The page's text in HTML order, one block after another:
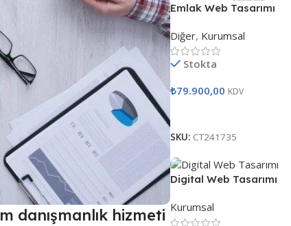
danışmanlık hizmeti
Emlak Web Tasarımı
Diğer, Kurumsal
Stokta
₺79.900,00 KDV
SKU: CT241735
Digital Web Tasarımı
Kurumsal